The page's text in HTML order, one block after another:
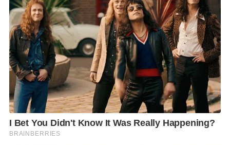
F
a
c
e
b
o
o
L
i
n
e
w
i
t
t
e
C
o
p
L
i
Share
S
a
r
e